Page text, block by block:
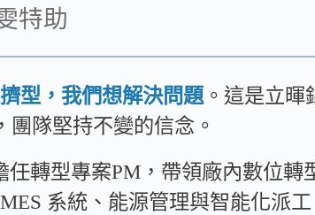
特助
型，我們想解決問題。這是立暉
團隊堅持不變的信念。
任轉型專案PM，帶領廠內數位轉
系統、能源管理與智能化派工